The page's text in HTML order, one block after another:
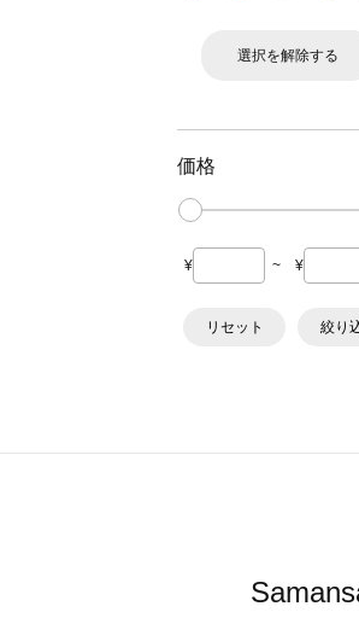
選択を解除する
価格
¥ ~ ¥
リセット 絞り